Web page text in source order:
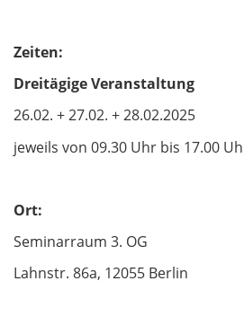
Zeiten:
Dreitägige Veranstaltung
26.02. + 27.02. + 28.02.2025
jeweils von 09.30 Uhr bis 17.00
Ort:
Seminarraum 3. OG
Lahnstr. 86a, 12055 Berlin